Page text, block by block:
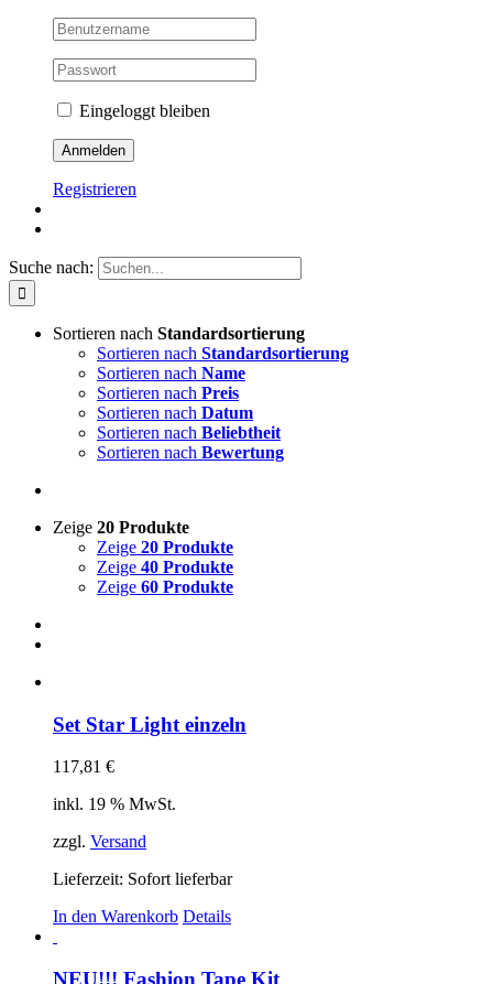
Eingeloggt bleiben
Registrieren
Suche nach:
Sortieren nach Standardsortierung
Sortieren nach Standardsortierung
Sortieren nach Name
Sortieren nach Preis
Sortieren nach Datum
Sortieren nach Beliebtheit
Sortieren nach Bewertung
Zeige 20 Produkte
Zeige 20 Produkte
Zeige 40 Produkte
Zeige 60 Produkte
Set Star Light einzeln
117,81 €
inkl. 19 % MwSt.
zzgl. Versand
Lieferzeit: Sofort lieferbar
In den Warenkorb Details
NEU!!! Fashion Tape Kit